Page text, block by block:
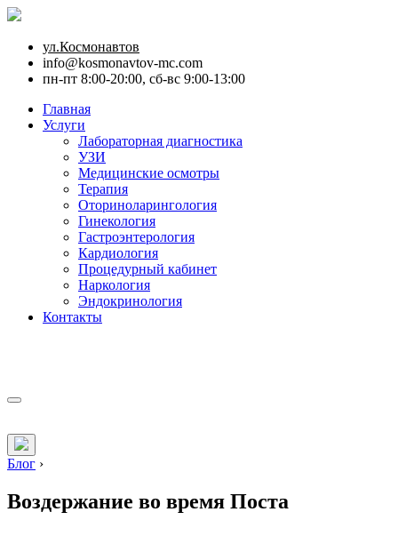
ул.Космонавтов
info@kosmonavtov-mc.com
пн-пт 8:00-20:00, сб-вс 9:00-13:00
Главная
Услуги
Лабораторная диагностика
УЗИ
Медицинские осмотры
Терапия
Оториноларингология
Гинекология
Гастроэнтерология
Кардиология
Процедурный кабинет
Наркология
Эндокринология
Контакты
Блог ›
Воздержание во время Поста